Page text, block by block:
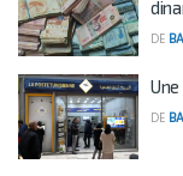
DE
DE